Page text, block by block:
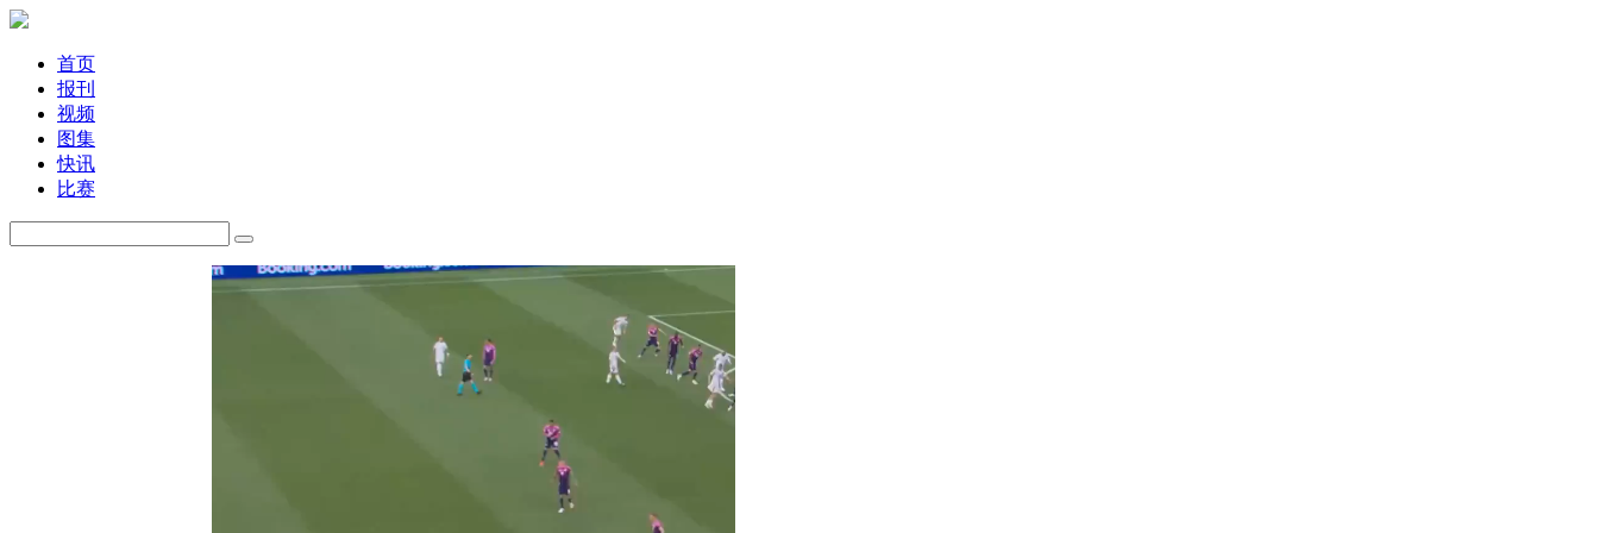
首页
报刊
视频
图集
快讯
比赛